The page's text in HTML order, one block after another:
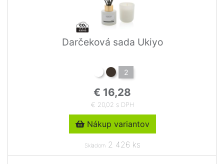
Darčeková sada Ukiyo
2
€ 16,28
€ 20,02 s DPH
Nákup variantov
Skladom2 426 ks